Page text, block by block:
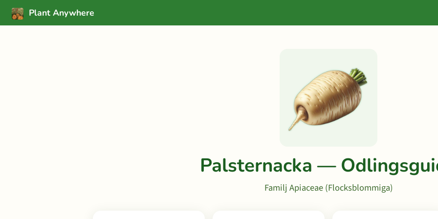
Plant Anywhere
Palsternacka —
Familj Apiaceae (Flocksblommiga)